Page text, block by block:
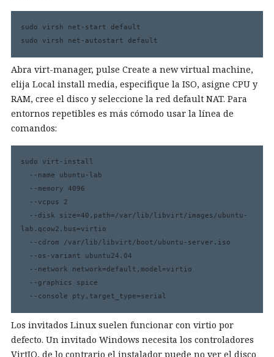
sudo virsh net-start default
sudo virsh net-autostart default
Abra virt-manager, pulse Create a new virtual machine,
elija Local install media, especifique la ISO, asigne CPU y
RAM, cree el disco y seleccione la red default NAT. Para
entornos repetibles es más cómodo usar la línea de
comandos:
sudo virt-install
lab.qcow2,bus=virtio
  --console pty,target_type=serial
Los invitados Linux suelen funcionar con virtio por
defecto. Un invitado Windows necesita los controladores
VirtIO, de lo contrario el instalador puede no ver el disco